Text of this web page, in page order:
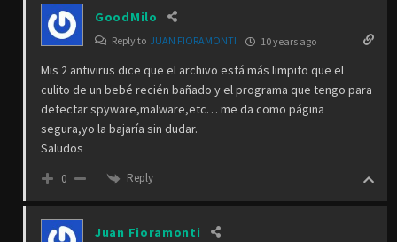
GoodMilo
Reply to JUAN FIORAMONTI 10 years ago
Mis 2 antivirus dice que el archivo está más limpito que el
culito de un bebé recién bañado y el programa que tengo para
detectar spyware,malware,etc… me da como página
segura,yo la bajaría sin dudar.
Saludos
0 Reply
Juan Fioramonti